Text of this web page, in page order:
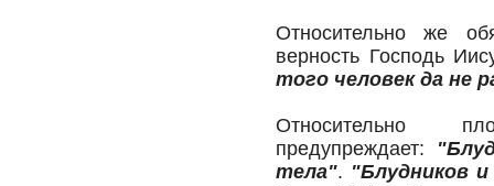
Относительно же
верность Господь
того человек да не
Относительно
предупреждает:
тела". "Блудников